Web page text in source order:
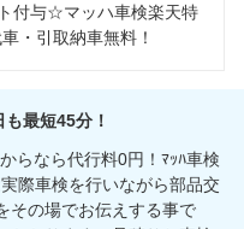
付与☆マッハ車検楽天特
・引取納車無料！
最短45分！
なら代行料0円！ﾏｯﾊ車検
際車検を行いながら部品交
その場でお伝えする事で